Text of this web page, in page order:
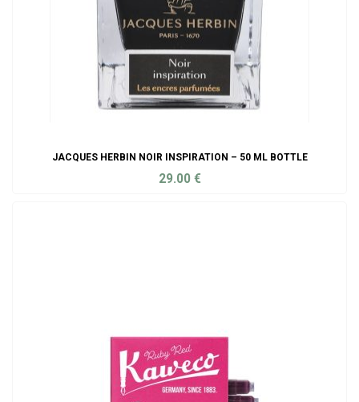
JACQUES HERBIN NOIR INSPIRATION – 50 ML BOTTLE
29.00 €